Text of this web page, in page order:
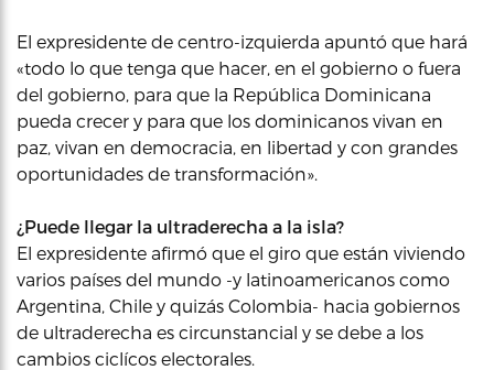
El expresidente de centro-izquierda apuntó que hará
«todo lo que tenga que hacer, en el gobierno o fuera
del gobierno, para que la República Dominicana
pueda crecer y para que los dominicanos vivan en
paz, vivan en democracia, en libertad y con grandes
oportunidades de transformación».
¿Puede llegar la ultraderecha a la isla?
El expresidente afirmó que el giro que están viviendo
varios países del mundo -y latinoamericanos como
Argentina, Chile y quizás Colombia- hacia gobiernos
de ultraderecha es circunstancial y se debe a los
cambios ciclícos electorales.